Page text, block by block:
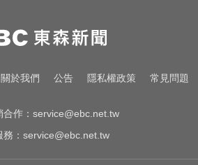
隱眼「連戴一週」差點
防護指南
變！48歲小刀證實離婚
關於我們 公告 隱私權政策 常見問題
作： service@ebc.net.tw
： service@ebc.net.tw